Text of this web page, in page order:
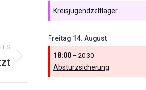
Kreisjugendzeltlager
Freitag 14. August
18:00 – 20:30
Absturzsicherung